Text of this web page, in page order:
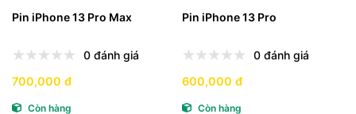
Pin iPhone 13 Pro Max
0 đánh giá
700,000 đ
Còn hàng
Pin iPhone 13 Pro
0 đánh giá
600,000 đ
Còn hàng